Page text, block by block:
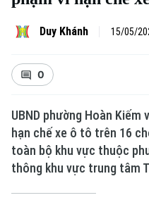
Xu hướng
Duy Khánh 15/05/
0
UBND phường Hoàn
hạn chế xe ô tô trên 16
toàn bộ khu vực thuộc
thông khu vực trung tâm